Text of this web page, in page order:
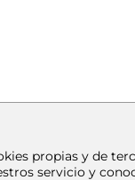
propias y de
servicio y